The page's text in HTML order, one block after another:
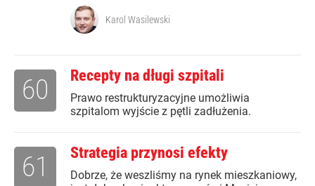
Karol Wasilewski
Recepty na długi szpitali
Prawo restrukturyzacyjne umożliwia
szpitalom wyjście z pętli zadłużenia.
60
Strategia przynosi efekty
Dobrze, że weszliśmy na rynek mieszkaniowy,
61